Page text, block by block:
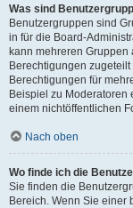
Was sind
Benutzergruppen sind
in für die Board-
kann mehreren
Berechtigungen
Berechtigungen für
Beispiel zu Moderatoren
einem nichtöffentlichen
Nach oben
Wo finde ich die
Sie finden die
Bereich. Wenn Sie einer